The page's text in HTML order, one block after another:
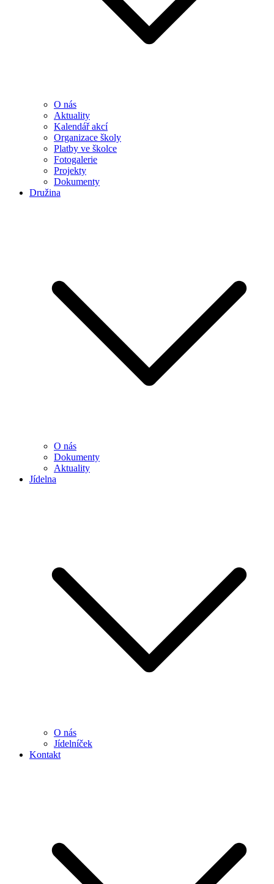
O nás
Aktuality
Kalendář akcí
Organizace školy
Platby ve školce
Fotogalerie
Projekty
Dokumenty
Družina
O nás
Dokumenty
Aktuality
Jídelna
O nás
Jídelníček
Kontakt